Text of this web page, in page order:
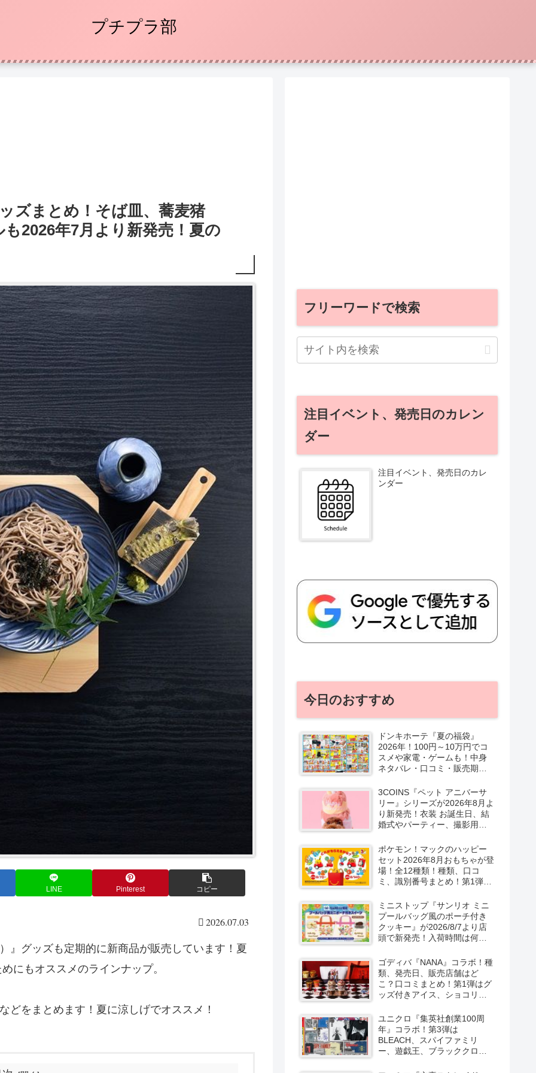
プチプラ部
ズまとめ！そば皿、蕎麦猪
2026年7月より新発売！夏の
LINE Pinterest コピー
2026.07.03
』グッズも定期的に新商品が販売しています！夏
にもオススメのラインナップ。
どをまとめます！夏に涼しげでオススメ！
フリーワードで検索
注目イベント、発売日のカレン
ダー
注目イベント、発売日のカレ
ンダー
今日のおすすめ
ドンキホーテ『夏の福袋』
2026年！100円～10万円でコ
スメや家電・ゲームも！中身
ネタバレ・口コミ・販売期
3COINS『ペット アニバーサ
リー』シリーズが2026年8月よ
り新発売！衣装 お誕生日、結
婚式やパーティー、撮影用グ
ポケモン！マックのハッピー
セット2026年8月おもちゃが登
場！全12種類！種類、口コ
ミ、識別番号まとめ！第1弾は
ミニストップ『サンリオ ミニ
プールバッグ風のポーチ付き
クッキー』が2026/8/7より店
頭で新発売！入荷時間は何
施！キティ&ダニエル、マイメ
ロ＆クロミの2種類！
ゴディバ『NANA』コラボ！種
類、発売日、販売店舗はど
こ？口コミまとめ！第1弾はグ
ッズ付きアイス、ショコリキ
より新発売！第2弾は限定チョ
コレートなどが2026年10月？
再販売は？
ユニクロ『集英社創業100周
年』コラボ！第3弾は
BLEACH、スパイファミリ
ー、遊戯王、ブラッククロー